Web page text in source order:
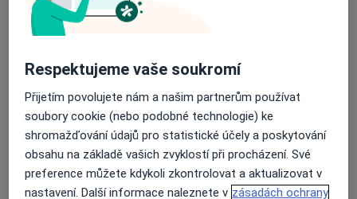
Zkušenosti
dospívající od 15 let. Přijímám nové klienty a mohu
nabídnout termín do dvou týdnů.
Odborník na:
Psychoterapie
Hlavní léčená onemocnění
Respektujeme vaše soukromí
Přijetím povolujete nám a našim partnerům používat
soubory cookie (nebo podobné technologie) ke
shromažďování údajů pro statistické účely a poskytování
obsahu na základě vašich zvyklostí při procházení. Své
preference můžete kdykoli zkontrolovat a aktualizovat v
nastavení. Další informace naleznete v zásadách ochrany